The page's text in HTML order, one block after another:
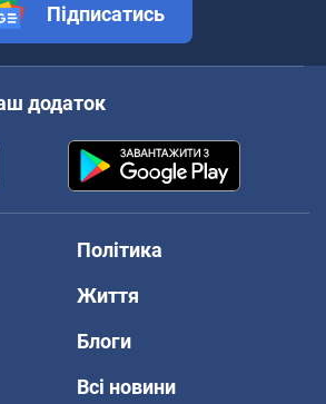
Підписатись
додаток
Політика
Життя
Блоги
Всі новини